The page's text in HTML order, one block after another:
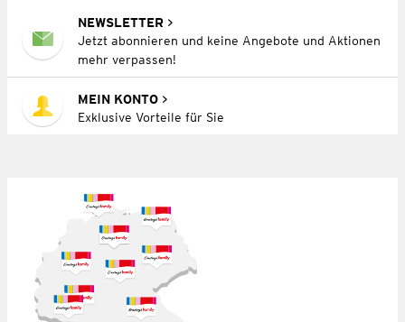
NEWSLETTER
Jetzt abonnieren und keine Angebote und Aktionen
mehr verpassen!
MEIN KONTO
Exklusive Vorteile für Sie